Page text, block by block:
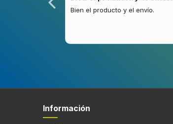
Bien el producto y el envío.
Información